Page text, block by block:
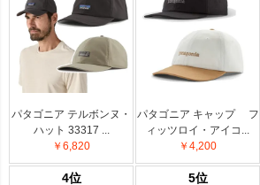
パタゴニア テルボンヌ・
ハット 33317 ...
￥6,820
パタゴニア キャップ フ
ィッツロイ・アイコ...
￥4,200
4位 5位